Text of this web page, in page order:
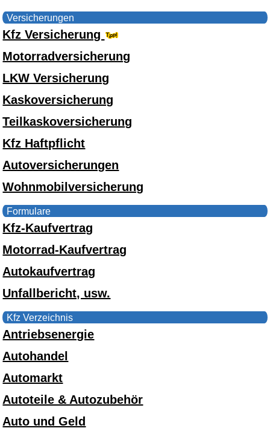
Versicherungen
Kfz Versicherung
Motorradversicherung
LKW Versicherung
Kaskoversicherung
Teilkaskoversicherung
Kfz Haftpflicht
Autoversicherungen
Wohnmobilversicherung
Formulare
Kfz-Kaufvertrag
Motorrad-Kaufvertrag
Autokaufvertrag
Unfallbericht, usw.
Kfz Verzeichnis
Antriebsenergie
Autohandel
Automarkt
Autoteile & Autozubehör
Auto und Geld